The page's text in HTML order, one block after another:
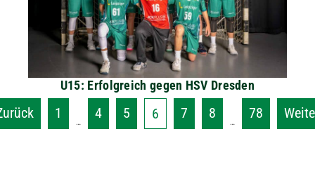
U15: Erfolgreich gegen HSV Dresden
1
…
4 5 6 7 8
…
78